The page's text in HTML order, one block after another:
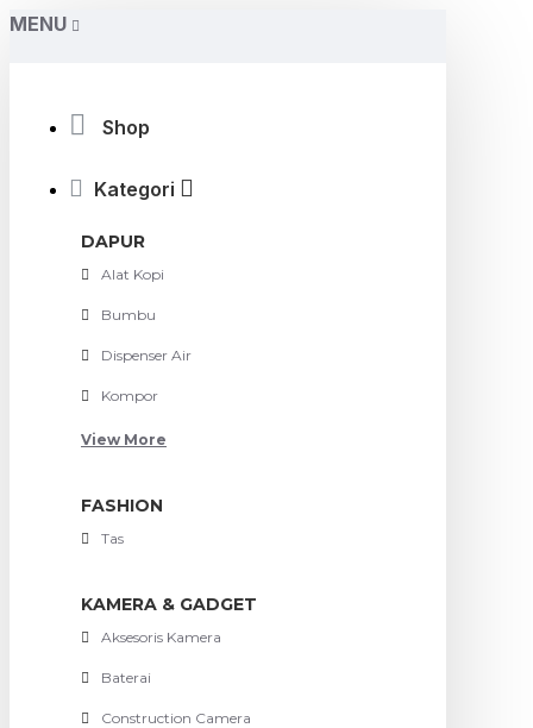
MENU
Shop
Kategori
DAPUR
Alat Kopi
Bumbu
Dispenser Air
Kompor
View More
FASHION
Tas
KAMERA & GADGET
Aksesoris Kamera
Baterai
Construction Camera